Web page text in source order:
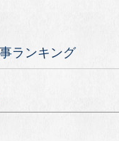
ランキング